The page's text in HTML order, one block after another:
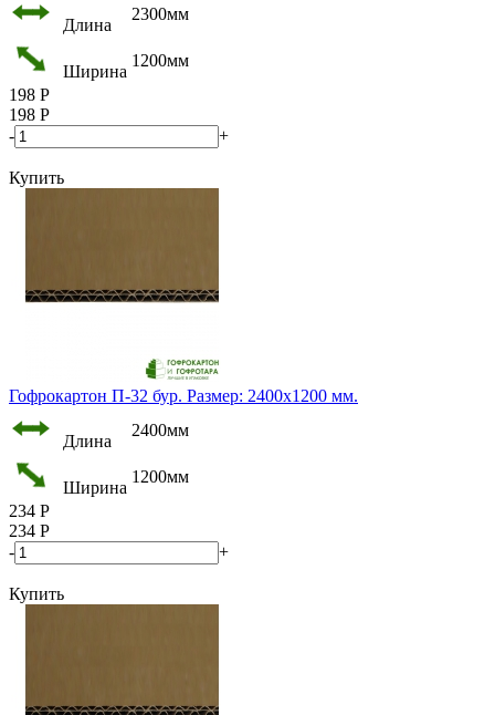
Длина
2300мм
Ширина
1200мм
198 Р
198 Р
-
+
Купить
Гофрокартон П-32 бур. Размер: 2400х1200 мм.
Длина
2400мм
Ширина
1200мм
234 Р
234 Р
-
+
Купить